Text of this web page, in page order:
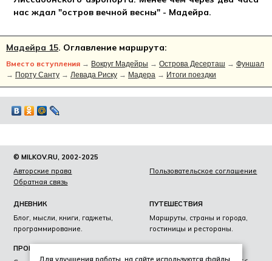
нас ждал "остров вечной весны" - Мадейра.
Мадейра 15. Оглавление маршрута:
Вместо вступления → Вокруг Мадейры → Острова Десерташ → Фуншал
→ Порту Санту → Левада Риску → Мадера → Итоги поездки
© MILKOV.RU, 2002-2025
Авторские права
Пользовательское соглашение
Обратная связь
ДНЕВНИК
Блог, мысли, книги, гаджеты,
программирование.
ПУТЕШЕСТВИЯ
Маршруты, страны и города,
гостиницы и рестораны.
ПРОЕКТЫ
Для улучшения работы, на сайте используются файлы